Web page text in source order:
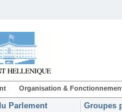
Organisation &
Parlement Groupes